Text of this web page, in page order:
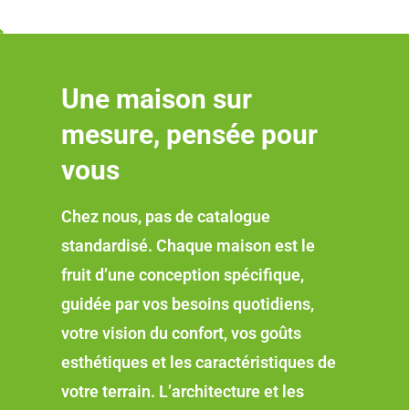
Une maison sur
mesure, pensée pour
vous
Chez nous, pas de catalogue
standardisé. Chaque maison est le
fruit d’une conception spécifique,
guidée par vos besoins quotidiens,
votre vision du confort, vos goûts
esthétiques et les caractéristiques de
votre terrain. L’architecture et les